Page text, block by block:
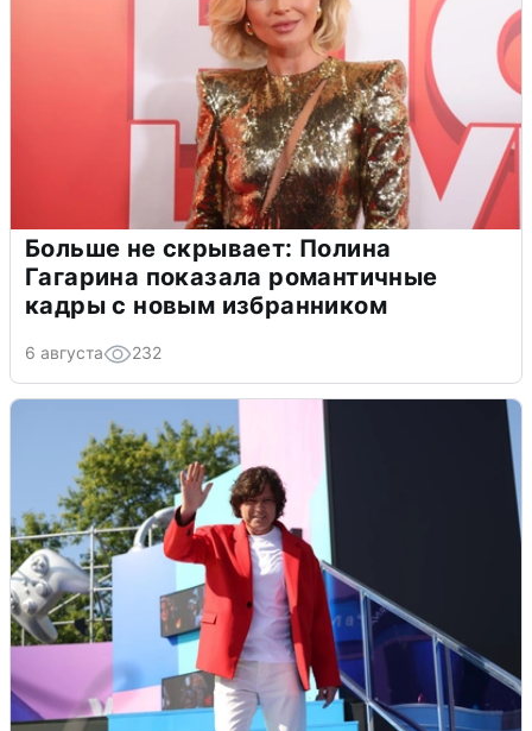
Больше не скрывает: Полина
Гагарина показала романтичные
кадры с новым избранником
6 августа 232